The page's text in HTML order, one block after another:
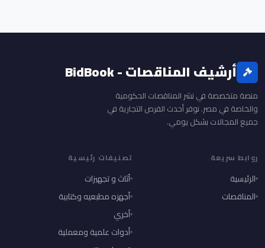
أرشيف المناقصات - BidBook
منصة متخصصة في نشر المناقصات الحكومية
والخاصة في مصر. نوفر أحدث الفرص التجارية في
جميع المجالات بشكل يومي.
روابط سريعة
الرئيسية
المناقصات
تصنيفات رئيسية
أثاث و تجهيزات
أجهزه مطبعيه وكتابية
أخري
أدوات علمية ومعملية